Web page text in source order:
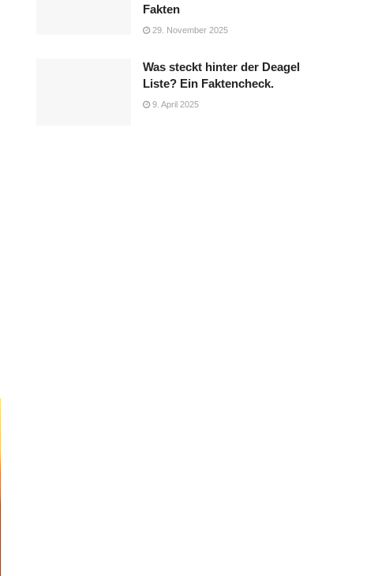
Fakten
29. November 2025
Was steckt hinter der Deagel
Liste? Ein Faktencheck.
9. April 2025